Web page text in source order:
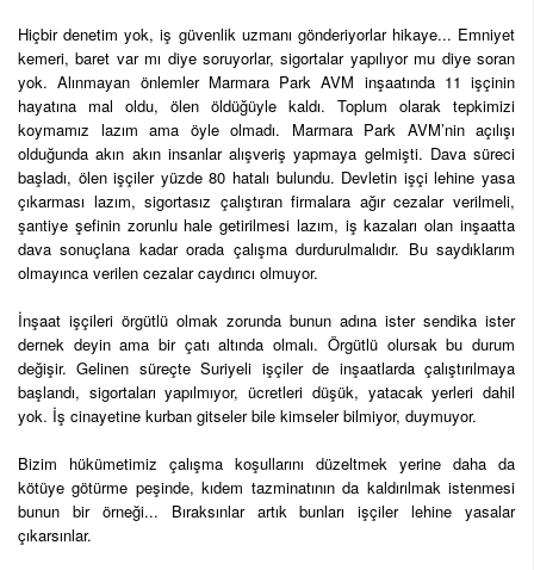
Hiçbir denetim yok, iş güvenlik uzmanı gönderiyorlar hikaye... Emniyet
kemeri, baret var mı diye soruyorlar, sigortalar yapılıyor mu diye soran
yok. Alınmayan önlemler Marmara Park AVM inşaatında 11 işçinin
hayatına mal oldu, ölen öldüğüyle kaldı. Toplum olarak tepkimizi
koymamız lazım ama öyle olmadı. Marmara Park AVM’nin açılışı
olduğunda akın akın insanlar alışveriş yapmaya gelmişti. Dava süreci
başladı, ölen işçiler yüzde 80 hatalı bulundu. Devletin işçi lehine yasa
çıkarması lazım, sigortasız çalıştıran firmalara ağır cezalar verilmeli,
şantiye şefinin zorunlu hale getirilmesi lazım, iş kazaları olan inşaatta
dava sonuçlana kadar orada çalışma durdurulmalıdır. Bu saydıklarım
olmayınca verilen cezalar caydırıcı olmuyor.
İnşaat işçileri örgütlü olmak zorunda bunun adına ister sendika ister
dernek deyin ama bir çatı altında olmalı. Örgütlü olursak bu durum
değişir. Gelinen süreçte Suriyeli işçiler de inşaatlarda çalıştırılmaya
başlandı, sigortaları yapılmıyor, ücretleri düşük, yatacak yerleri dahil
yok. İş cinayetine kurban gitseler bile kimseler bilmiyor, duymuyor.
Bizim hükümetimiz çalışma koşullarını düzeltmek yerine daha da
kötüye götürme peşinde, kıdem tazminatının da kaldırılmak istenmesi
bunun bir örneği... Bıraksınlar artık bunları işçiler lehine yasalar
çıkarsınlar.